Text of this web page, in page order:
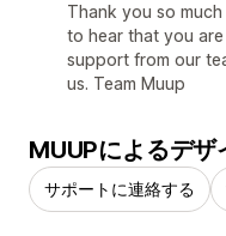
Thank you so
to hear that you
support from our
us. Team Muup
MUUPによるデザ
サポートに連絡する